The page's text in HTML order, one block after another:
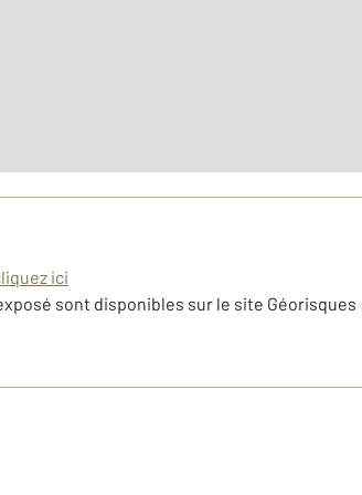
ici
sont disponibles sur le site Géorisques